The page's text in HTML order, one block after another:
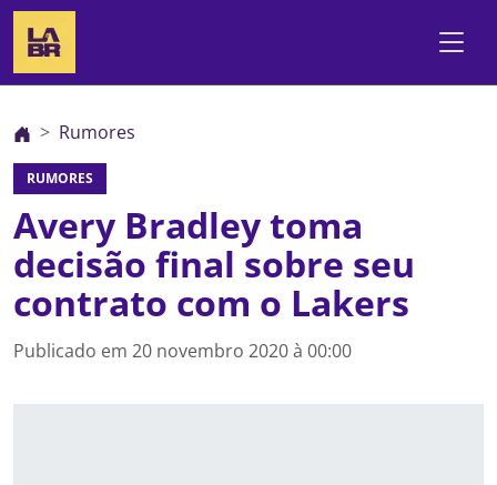
Rumores
RUMORES
Avery Bradley toma
decisão final sobre seu
contrato com o Lakers
Publicado em 20 novembro 2020 à 00:00